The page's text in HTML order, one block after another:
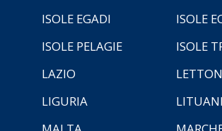
ISOLE EGADI
ISOLE
ISOLE PELAGIE
ISOLE
LAZIO
LIGURIA